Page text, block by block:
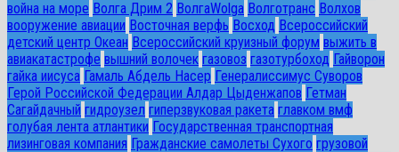
война на море Волга Дрим 2 ВолгаWolga Волготранс Волхов
вооружение авиации Восточная верфь Восход Всероссийский
детский центр Океан Всероссийский круизный форум выжить в
авиакатастрофе вышний волочек газовоз газотурбоход Гайворон
гайка иисуса Гамаль Абдель Насер Генералиссимус Суворов
Герой Российской Федерации Алдар Цыденжапов Гетман
Сагайдачный гидроузел гиперзвуковая ракета главком вмф
голубая лента атлантики Государственная транспортная
лизинговая компания Гражданские самолеты Сухого грузовой